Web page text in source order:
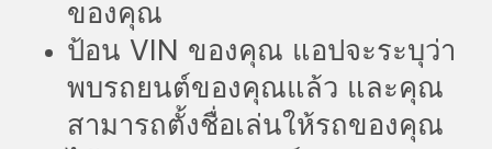
ของคุณ
ป้อน VIN ของคุณ แอปจะระบุว่า
พบรถยนต์ของคุณแล้ว และคุณ
สามารถตั้งชื่อเล่นให้รถของคุณ